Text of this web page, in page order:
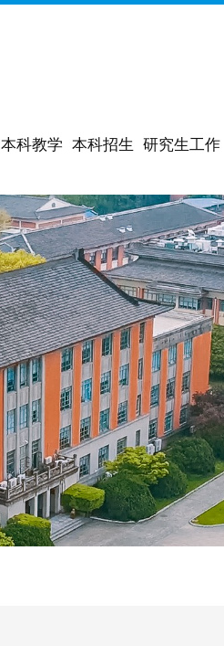
本科教学 本科招生 研究生工作